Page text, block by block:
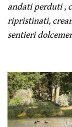
andati perduti ,
ripristinati,
sentieri